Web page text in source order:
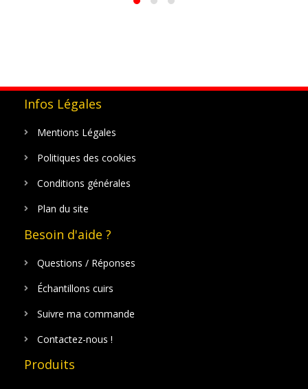
Infos Légales
Mentions Légales
Politiques des cookies
Conditions générales
Plan du site
Besoin d'aide ?
Questions / Réponses
Échantillons cuirs
Suivre ma commande
Contactez-nous !
Produits